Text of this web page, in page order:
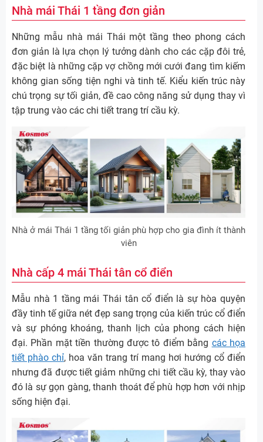
Nhà mái Thái 1 tầng đơn giản
Những mẫu nhà mái Thái một tầng theo phong cách
đơn giản là lựa chọn lý tưởng dành cho các cặp đôi trẻ,
đặc biệt là những cặp vợ chồng mới cưới đang tìm kiếm
không gian sống tiện nghi và tinh tế. Kiểu kiến trúc này
chú trọng sự tối giản, đề cao công năng sử dụng thay vì
tập trung vào các chi tiết trang trí cầu kỳ.
Nhà ở mái Thái 1 tầng tối giản phù hợp cho gia đình ít thành
viên
Nhà cấp 4 mái Thái tân cổ điển
Mẫu nhà 1 tầng mái Thái tân cổ điển là sự hòa quyện
đầy tinh tế giữa nét đẹp sang trọng của kiến trúc cổ điển
và sự phóng khoáng, thanh lịch của phong cách hiện
đại. Phần mặt tiền thường được tô điểm bằng các họa
tiết phào chỉ, hoa văn trang trí mang hơi hướng cổ điển
nhưng đã được tiết giảm những chi tiết cầu kỳ, thay vào
đó là sự gọn gàng, thanh thoát để phù hợp hơn với nhịp
sống hiện đại.